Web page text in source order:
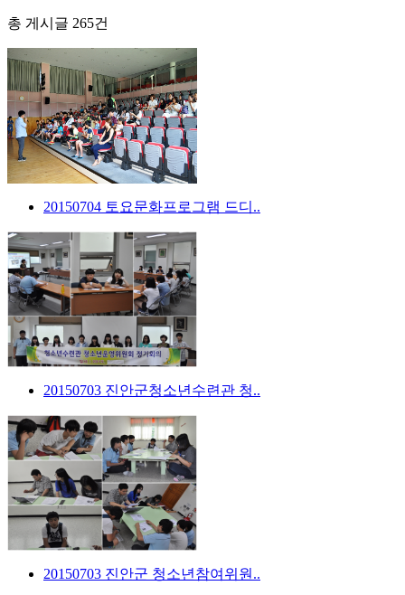
총 게시글 265건
20150704 토요문화프로그램 드디..
20150703 진안군청소년수련관 청..
20150703 진안군 청소년참여위원..